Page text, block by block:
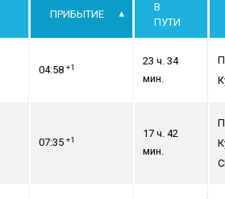
ПРИБЫТИЕ
В
ПУТИ
04:58 +1
23 ч. 34
мин.
07:35 +1
17 ч. 42
мин.